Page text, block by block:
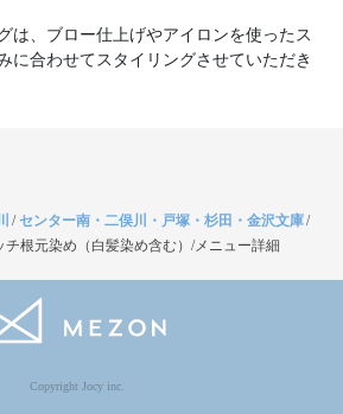
は、ブロー仕上げやアイロンを使ったス
に合わせてスタイリングさせていただき
/センター南・二俣川・戸塚・杉田・金沢文庫/
チ根元染め（白髪染め含む）/メニュー詳細
Copyright Jocy inc.